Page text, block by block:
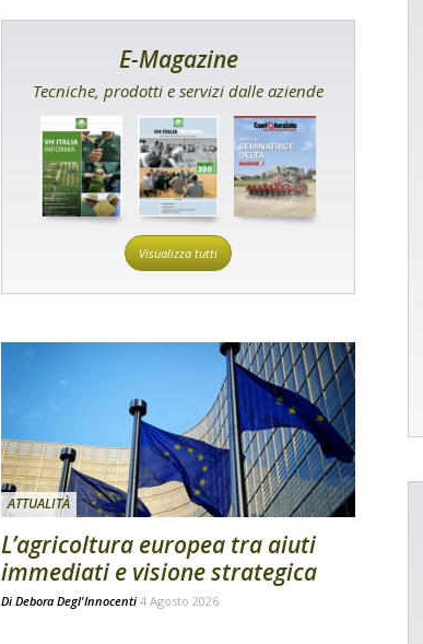
E-Magazine
Tecniche, prodotti e servizi dalle aziende
Visualizza tutti
ATTUALITÀ
L’agricoltura europea tra aiuti
immediati e visione strategica
Di Debora Degl'Innocenti 4 Agosto 2026